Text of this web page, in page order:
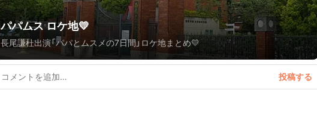
パパムス ロケ地💛
長尾謙杜出演「パパとムスメの7日間」ロケ地まとめ💛